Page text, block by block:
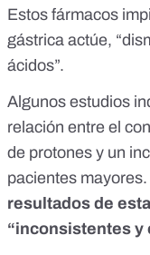
Estos fármacos
gástrica actúe,
ácidos”.
Algunos estudios
relación entre el
de protones y un
pacientes
resultados de
“inconsistentes y